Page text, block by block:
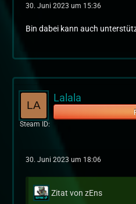
30. Juni 2023 um 15:36
Bin dabei kann auch
Lalala
Steam ID
30. Juni 2023 um 18:06
Zitat von zEns